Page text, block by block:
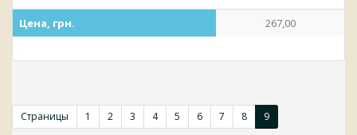
Цена, грн. 267,00
Страницы 1 2 3 4 5 6 7 8 9